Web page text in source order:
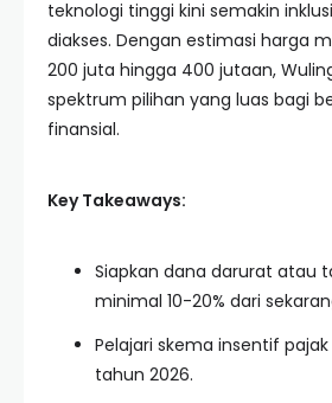
teknologi tinggi kini semakin
diakses. Dengan estimasi harga
200 juta hingga 400 jutaan,
spektrum pilihan yang luas bagi
finansial.
Key Takeaways:
Siapkan dana darurat atau
minimal 10-20% dari
Pelajari skema insentif
tahun 2026.